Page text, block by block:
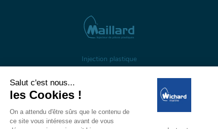
Injection plastique
À propos Gestion des cookies
Mentions légales
Données personnelles